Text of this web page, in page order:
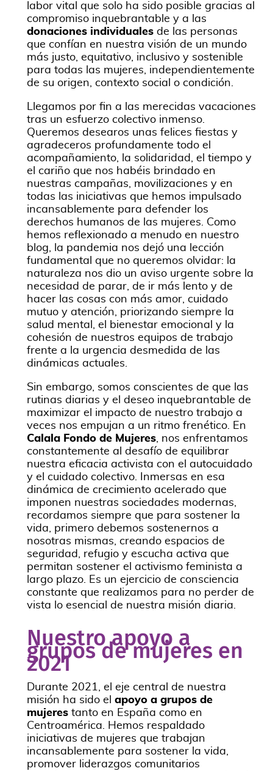
labor vital que solo ha sido posible gracias al
compromiso inquebrantable y a las
donaciones individuales de las personas
que confían en nuestra visión de un mundo
más justo, equitativo, inclusivo y sostenible
para todas las mujeres, independientemente
de su origen, contexto social o condición.
Llegamos por fin a las merecidas vacaciones
tras un esfuerzo colectivo inmenso.
Queremos desearos unas felices fiestas y
agradeceros profundamente todo el
acompañamiento, la solidaridad, el tiempo y
el cariño que nos habéis brindado en
nuestras campañas, movilizaciones y en
todas las iniciativas que hemos impulsado
incansablemente para defender los
derechos humanos de las mujeres. Como
hemos reflexionado a menudo en nuestro
blog, la pandemia nos dejó una lección
fundamental que no queremos olvidar: la
naturaleza nos dio un aviso urgente sobre la
necesidad de parar, de ir más lento y de
hacer las cosas con más amor, cuidado
mutuo y atención, priorizando siempre la
salud mental, el bienestar emocional y la
cohesión de nuestros equipos de trabajo
frente a la urgencia desmedida de las
dinámicas actuales.
Sin embargo, somos conscientes de que las
rutinas diarias y el deseo inquebrantable de
maximizar el impacto de nuestro trabajo a
veces nos empujan a un ritmo frenético. En
Calala Fondo de Mujeres, nos enfrentamos
constantemente al desafío de equilibrar
nuestra eficacia activista con el autocuidado
y el cuidado colectivo. Inmersas en esa
dinámica de crecimiento acelerado que
imponen nuestras sociedades modernas,
recordamos siempre que para sostener la
vida, primero debemos sostenernos a
nosotras mismas, creando espacios de
seguridad, refugio y escucha activa que
permitan sostener el activismo feminista a
largo plazo. Es un ejercicio de consciencia
constante que realizamos para no perder de
vista lo esencial de nuestra misión diaria.
Nuestro apoyo a
grupos de mujeres en
2021
Durante 2021, el eje central de nuestra
misión ha sido el apoyo a grupos de
mujeres tanto en España como en
Centroamérica. Hemos respaldado
iniciativas de mujeres que trabajan
incansablemente para sostener la vida,
promover liderazgos comunitarios